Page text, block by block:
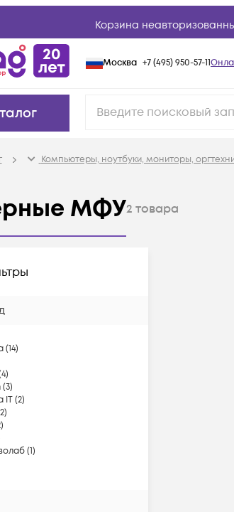
Корзина
Москва +7 (495) 950-57-11
Компьютеры, ноутбуки, мониторы,
МФУ2 товара
(14)
4)
(3)
IT(2)
2)
)
(1)